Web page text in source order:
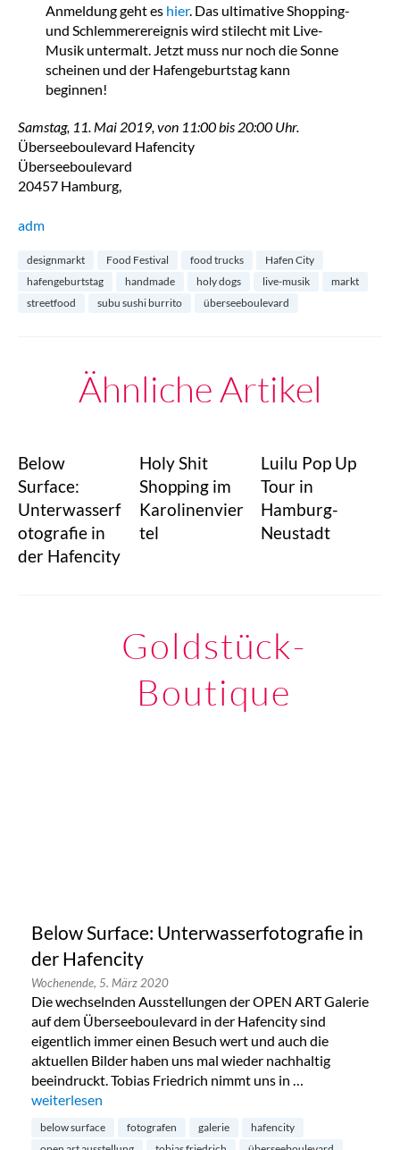
Anmeldung geht es hier. Das ultimative Shopping-
und Schlemmerereignis wird stilecht mit Live-
Musik untermalt. Jetzt muss nur noch die Sonne
scheinen und der Hafengeburtstag kann
beginnen!
Samstag, 11. Mai 2019, von 11:00 bis 20:00 Uhr.
Überseeboulevard Hafencity
Überseeboulevard
20457 Hamburg,
adm
designmarkt Food Festival food trucks
Hafen City
hafengeburtstag
handmade holy dogs live-musik
markt
streetfood
subu sushi burrito überseeboulevard
Ähnliche Artikel
Below
Surface:
Unterwasserf
otografie in
der Hafencity
Holy Shit
Shopping im
Karolinenvier
tel
Luilu Pop Up
Tour in
Hamburg-
Neustadt
Goldstück-
Boutique
Below Surface: Unterwasserfotografie in
der Hafencity
Wochenende, 5. März 2020
Die wechselnden Ausstellungen der OPEN ART Galerie
auf dem Überseeboulevard in der Hafencity sind
eigentlich immer einen Besuch wert und auch die
aktuellen Bilder haben uns mal wieder nachhaltig
beeindruckt. Tobias Friedrich nimmt uns in …
„Below Surface: Unterwasserfotografie in der Hafencity“
weiterlesen
below surface fotografen galerie
hafencity